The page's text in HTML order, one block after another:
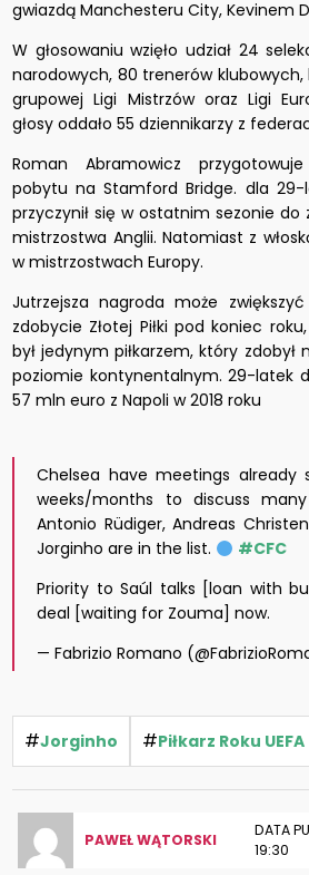
gwiazdą Manchesteru City, Kevinem
W głosowaniu wzięło udział 24
narodowych, 80 trenerów klubowych,
grupowej Ligi Mistrzów oraz Ligi
głosy oddało 55 dziennikarzy z
Roman Abramowicz
pobytu na Stamford Bridge. dla 29-
przyczynił się w ostatnim sezonie do
mistrzostwa Anglii. Natomiast z
w mistrzostwach Europy.
Jutrzejsza nagroda może
zdobycie Złotej Piłki pod koniec
był jedynym piłkarzem, który zdobył
poziomie kontynentalnym. 29-latek
57 mln euro z Napoli w 2018 roku
Chelsea have meetings
weeks/months to discuss
Antonio Rüdiger, Andreas
Jorginho are in the list.
#CFC
Priority to Saúl talks [loan with
deal [waiting for Zouma] now.
— Fabrizio Romano
#Jorginho #Piłkarz Roku UEFA
PAWEŁ WĄTORSKI
DATA
19:30